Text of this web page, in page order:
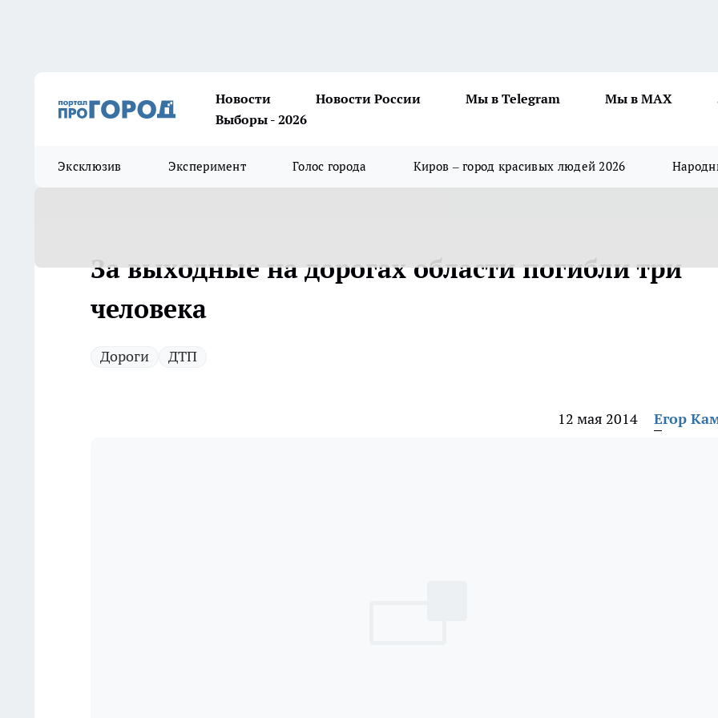
Новости Новости России Мы в Telegram Мы в MAX
Выборы - 2026
Эксклюзив Эксперимент Голос города Киров – город красивых людей 2026
За выходные на дорогах области погибли три
человека
Дороги ДТП
12 мая 2014 Егор